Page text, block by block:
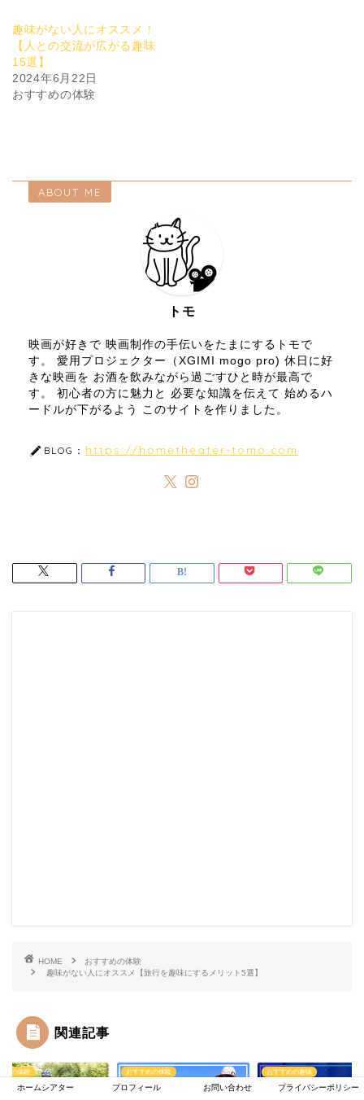
趣味がない人にオススメ！
【人との交流が広がる趣味
15選】
2024年6月22日
おすすめの体験
ABOUT ME
トモ
映画が好きで 映画制作の手伝いをたまにするトモで
す。 愛用プロジェクター（XGIMI mogo pro) 休日に好
きな映画を お酒を飲みながら過ごすひと時が最高で
す。 初心者の方に魅力と 必要な知識を伝えて 始めるハ
ードルが下がるよう このサイトを作りました。
BLOG： https://hometheater-tomo.com
HOME
おすすめの体験
趣味がない人にオススメ【旅行を趣味にするメリット5選】
関連記事
めの体験 おすすめの体験 おすすめの趣味
ホームシアター プロフィール お問い合わせ プライバシーポリシー